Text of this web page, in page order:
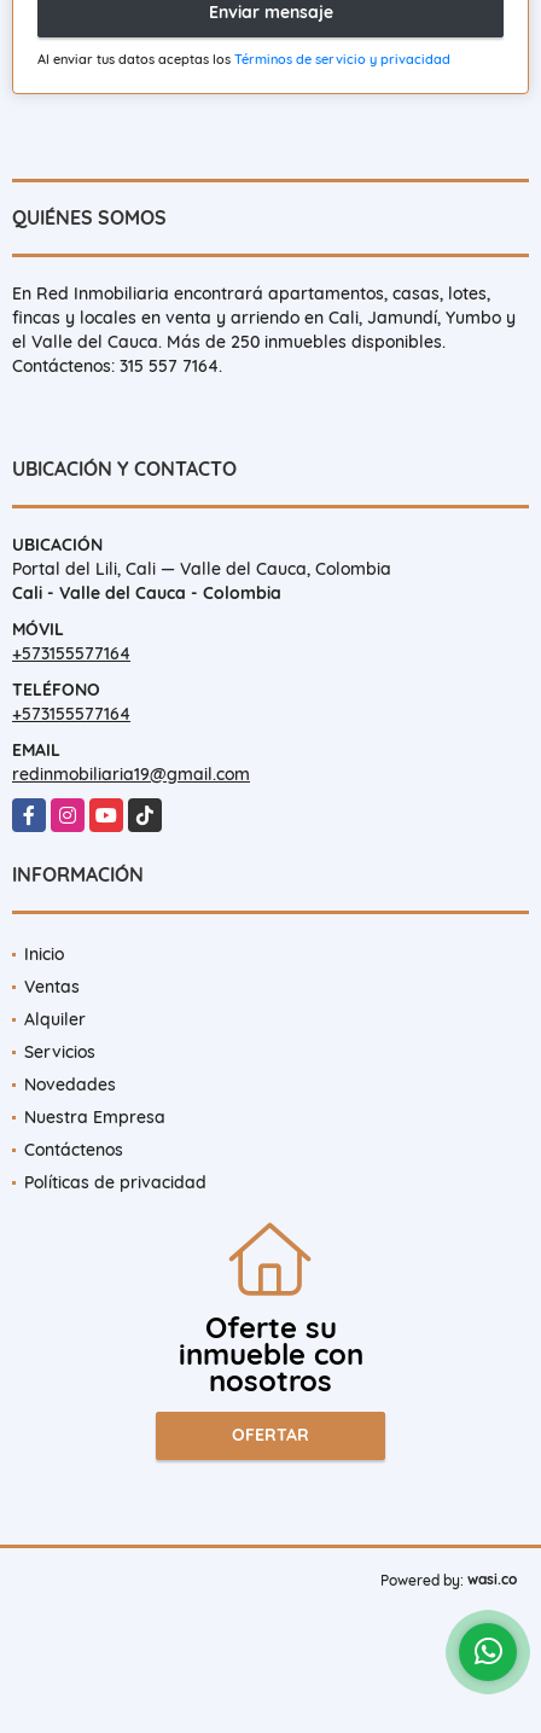
Enviar mensaje
Al enviar tus datos aceptas los Términos de servicio y privacidad
QUIÉNES SOMOS
En Red Inmobiliaria encontrará apartamentos, casas, lotes,
fincas y locales en venta y arriendo en Cali, Jamundí, Yumbo y
el Valle del Cauca. Más de 250 inmuebles disponibles.
Contáctenos: 315 557 7164.
UBICACIÓN Y CONTACTO
UBICACIÓN
Portal del Lili, Cali — Valle del Cauca, Colombia
Cali - Valle del Cauca - Colombia
MÓVIL
+573155577164
TELÉFONO
+573155577164
EMAIL
redinmobiliaria19@gmail.com
FacebookInstagramYouTubeTikTok
INFORMACIÓN
Inicio
Ventas
Alquiler
Servicios
Novedades
Nuestra Empresa
Contáctenos
Políticas de privacidad
Oferte su
inmueble con
nosotros
OFERTAR
Powered by: wasi.co